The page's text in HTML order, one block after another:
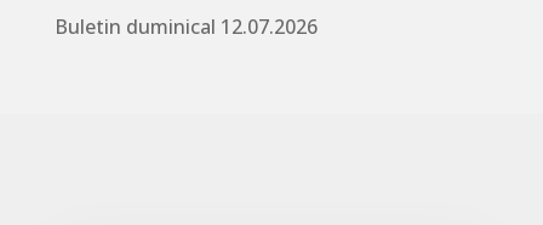
Buletin duminical 12.07.2026